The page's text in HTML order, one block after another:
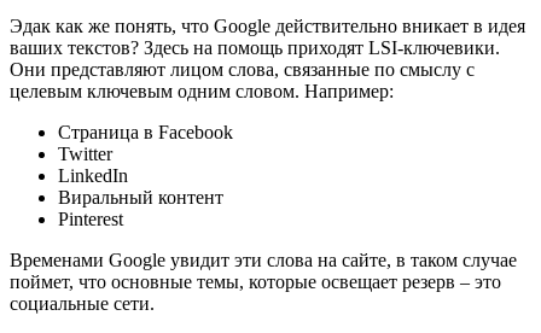
Эдак как же понять, что Google действительно вникает в идея
ваших текстов? Здесь на помощь приходят LSI-ключевики.
Они представляют лицом слова, связанные по смыслу с
целевым ключевым одним словом. Например:
Страница в Facebook
Twitter
LinkedIn
Виральный контент
Pinterest
Временами Google увидит эти слова на сайте, в таком случае
поймет, что основные темы, которые освещает резерв – это
социальные сети.